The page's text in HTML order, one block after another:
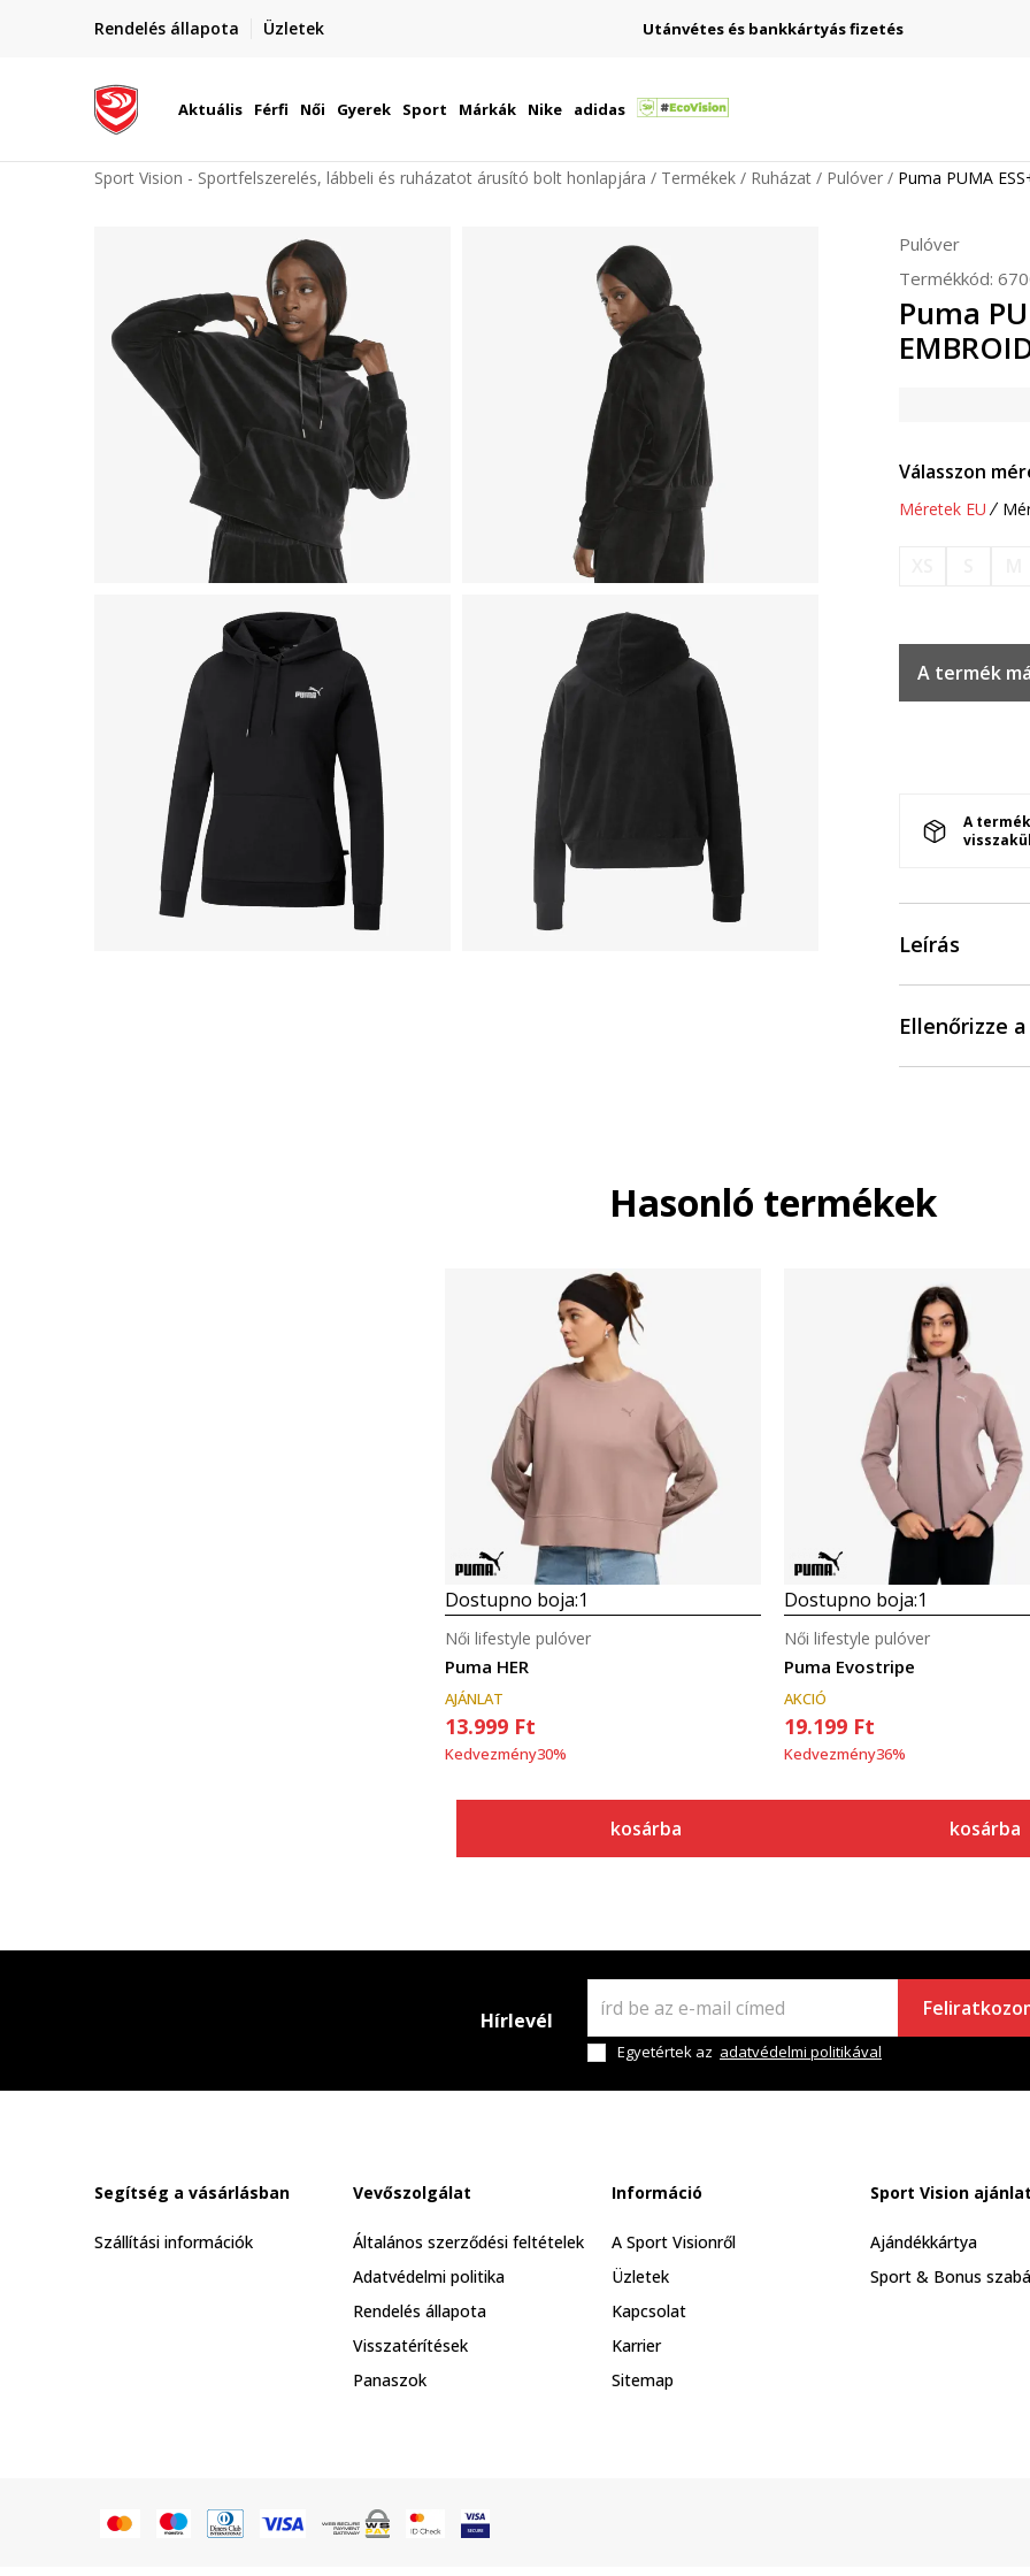
Rendelés állapota Üzletek
Szállítás Magyarország területén Utánvétes és bankkártyás fizetés
Aktuális Férfi Női Gyerek Sport Márkák Nike adidas
Sport Vision - Sportfelszerelés, lábbeli és ruházatot árusító bolt honlapjára Termékek Ruházat Pulóver Puma PUMA
Pulóver
Termékkód:
Puma
Válasszon
Méretek EU
A termék
A
Leírás
Ellenőrizze
Hasonló termékek
Dostupno boja:1
Puma HER
Női lifestyle pulóver
AJÁNLAT
13.999 Ft
Kedvezmény30%
kosárba
Dostupno boja:1
Puma Evostripe
Női lifestyle pulóver
AKCIÓ
19.199 Ft
Kedvezmény36%
kosárba
Hírlevél
Egyetértek az adatvédelmi politikával
Segítség a vásárlásban
Szállítási információk
Vevőszolgálat
Általános szerződési feltételek
Adatvédelmi politika
Rendelés állapota
Visszatérítések
Panaszok
Információ
A Sport Visionről
Üzletek
Kapcsolat
Karrier
Sitemap
Sport Vision
Ajándékkártya
Sport & Bonus